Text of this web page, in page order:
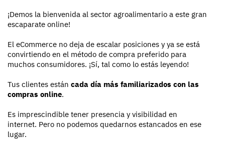
¡Demos la bienvenida al sector agroalimentario a este gran
escaparate online!
El eCommerce no deja de escalar posiciones y ya se está
convirtiendo en el método de compra preferido para
muchos consumidores. ¡Sí, tal como lo estás leyendo!
Tus clientes están cada día más familiarizados con las
compras online.
Es imprescindible tener presencia y visibilidad en
internet. Pero no podemos quedarnos estancados en ese
lugar.